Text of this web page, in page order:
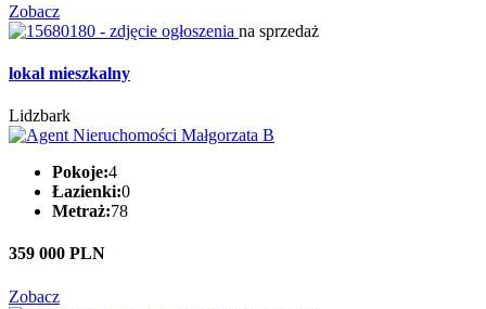
Zobacz
na sprzedaż
lokal mieszkalny
Lidzbark
Pokoje:4
Łazienki:0
Metraż:78
359 000 PLN
Zobacz